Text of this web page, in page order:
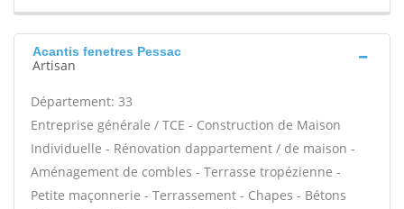
Acantis fenetres Pessac
Artisan
Département: 33
Entreprise générale / TCE - Construction de Maison
Individuelle - Rénovation dappartement / de maison -
Aménagement de combles - Terrasse tropézienne -
Petite maçonnerie - Terrassement - Chapes - Bétons